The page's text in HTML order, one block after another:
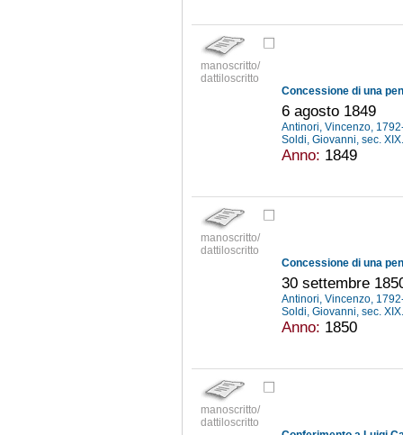
manoscritto/
dattiloscritto
6 agosto 1849
Antinori, Vincenzo,
Soldi, Giovanni, sec.
Anno: 1849
manoscritto/
dattiloscritto
30 settembre
Antinori, Vincenzo,
Soldi, Giovanni, sec.
Anno: 1850
manoscritto/
dattiloscritto